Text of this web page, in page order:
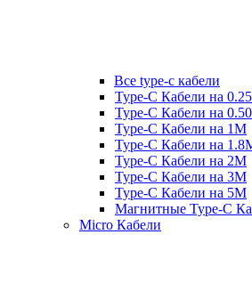
Все type-c кабели
Type-C Кабели на
Type-C Кабели на
Type-C Кабели на 1М
Type-C Кабели на
Type-C Кабели на 2М
Type-C Кабели на 3М
Type-C Кабели на 5М
Магнитные Type-C
Micro Кабели